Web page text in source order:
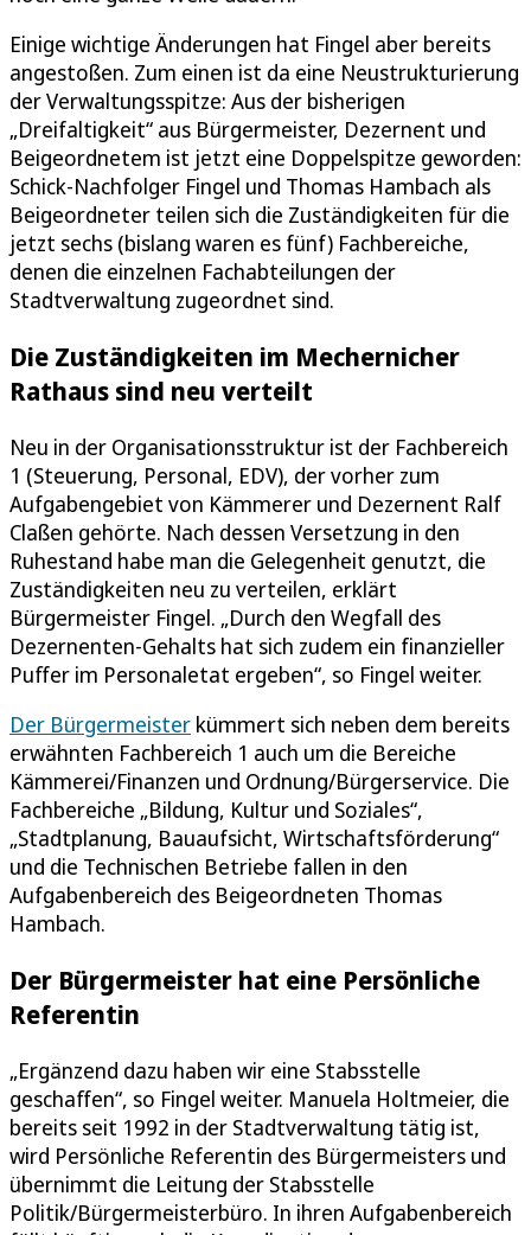
Einige wichtige Änderungen hat Fingel aber bereits
angestoßen. Zum einen ist da eine Neustrukturierung
der Verwaltungsspitze: Aus der bisherigen
„Dreifaltigkeit“ aus Bürgermeister, Dezernent und
Beigeordnetem ist jetzt eine Doppelspitze geworden:
Schick-Nachfolger Fingel und Thomas Hambach als
Beigeordneter teilen sich die Zuständigkeiten für die
jetzt sechs (bislang waren es fünf) Fachbereiche,
denen die einzelnen Fachabteilungen der
Stadtverwaltung zugeordnet sind.
Die Zuständigkeiten im Mechernicher
Rathaus sind neu verteilt
Neu in der Organisationsstruktur ist der Fachbereich
1 (Steuerung, Personal, EDV), der vorher zum
Aufgabengebiet von Kämmerer und Dezernent Ralf
Claßen gehörte. Nach dessen Versetzung in den
Ruhestand habe man die Gelegenheit genutzt, die
Zuständigkeiten neu zu verteilen, erklärt
Bürgermeister Fingel. „Durch den Wegfall des
Dezernenten-Gehalts hat sich zudem ein finanzieller
Puffer im Personaletat ergeben“, so Fingel weiter.
Der Bürgermeister kümmert sich neben dem bereits
erwähnten Fachbereich 1 auch um die Bereiche
Kämmerei/Finanzen und Ordnung/Bürgerservice. Die
Fachbereiche „Bildung, Kultur und Soziales“,
„Stadtplanung, Bauaufsicht, Wirtschaftsförderung“
und die Technischen Betriebe fallen in den
Aufgabenbereich des Beigeordneten Thomas
Hambach.
Der Bürgermeister hat eine Persönliche
Referentin
„Ergänzend dazu haben wir eine Stabsstelle
geschaffen“, so Fingel weiter. Manuela Holtmeier, die
bereits seit 1992 in der Stadtverwaltung tätig ist,
wird Persönliche Referentin des Bürgermeisters und
übernimmt die Leitung der Stabsstelle
Politik/Bürgermeisterbüro. In ihren Aufgabenbereich